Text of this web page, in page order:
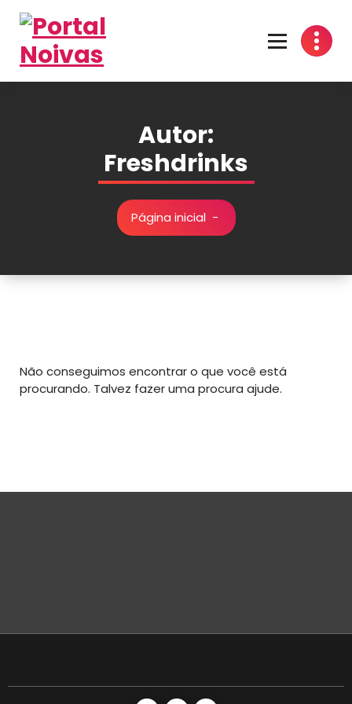
inspirações e organização prática no Portal Noivas. 💍👰
Autor:
Freshdrinks
Página inicial-
Não conseguimos encontrar o que você está
procurando. Talvez fazer uma procura ajude.